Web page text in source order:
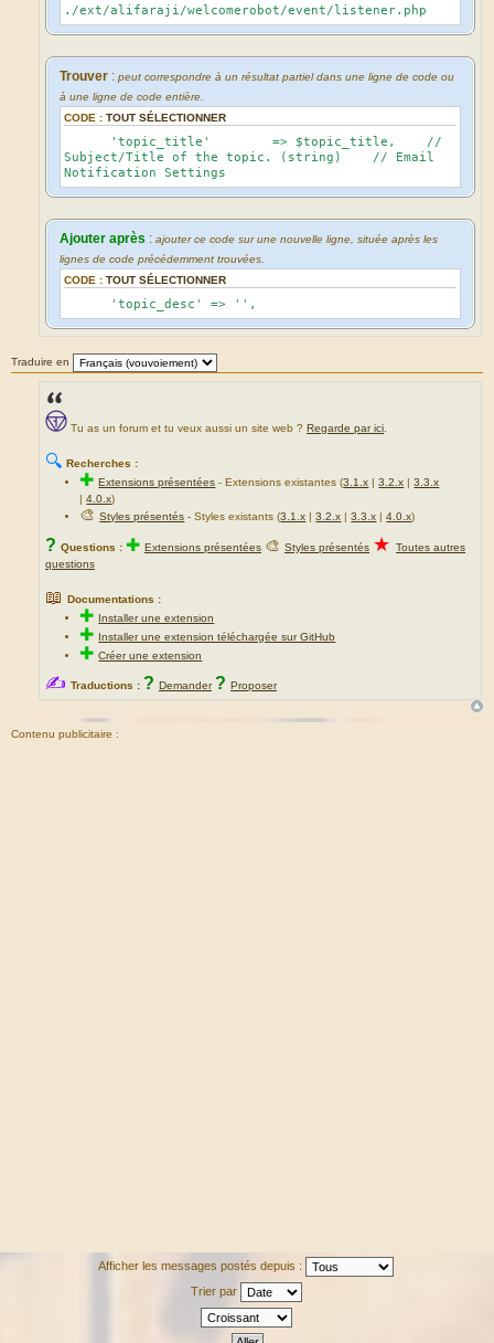
./ext/alifaraji/welcomerobot/event/listener.php
Trouver : peut correspondre à un résultat partiel dans une ligne de code ou
à une ligne de code entière.
CODE : TOUT SÉLECTIONNER
'topic_title' => $topic_title, //
Subject/Title of the topic. (string) // Email
Notification Settings
Ajouter après : ajouter ce code sur une nouvelle ligne, située après les
lignes de code précédemment trouvées.
CODE : TOUT SÉLECTIONNER
'topic_desc' => '',
Traduire en
Tu as un forum et tu veux aussi un site web ? Regarde par ici
🔍 Recherches :
✚Extensions présentées -Extensions existantes (3.1.x |3.2.x |3.3.x
|4.0.x)
🎨Styles présentés - Styles existants (3.1.x |3.2.x |3.3.x |4.0.x)
? Questions : ✚ Extensions présentées 🎨 Styles présentés ★ Toutes autres
questions
📖 Documentations :
✚ Installer une extension
✚ Installer une extension téléchargée sur GitHub
✚Créer une extension
✍ Traductions : ? Demander ? Proposer
Contenu publicitaire :
Afficher les messages postés depuis :
Trier par